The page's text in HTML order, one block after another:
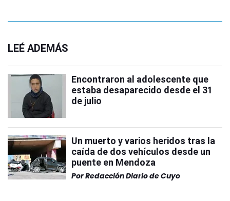
LEÉ ADEMÁS
Encontraron al adolescente que
estaba desaparecido desde el 31
de julio
Un muerto y varios heridos tras la
caída de dos vehículos desde un
puente en Mendoza
PorRedacción Diario de Cuyo